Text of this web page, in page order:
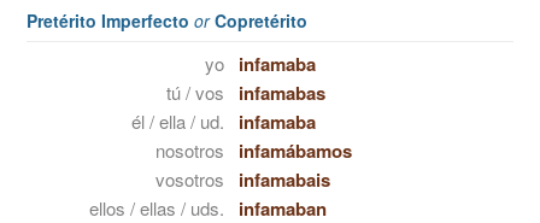
Pretérito Imperfecto orCopretérito
yo infamaba
tú / vos infamabas
él / ella / ud. infamaba
nosotros infamábamos
vosotros infamabais
ellos / ellas / uds. infamaban